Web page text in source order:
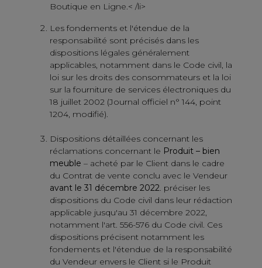
Boutique en Ligne.< /li>
Les fondements et l'étendue de la
responsabilité sont précisés dans les
dispositions légales généralement
applicables, notamment dans le Code civil, la
loi sur les droits des consommateurs et la loi
sur la fourniture de services électroniques du
18 juillet 2002 (Journal officiel n° 144, point
1204, modifié).
Dispositions détaillées concernant les
réclamations concernant le Produit – bien
meuble – acheté par le Client dans le cadre
du Contrat de vente conclu avec le Vendeur
avant le 31 décembre 2022. préciser les
dispositions du Code civil dans leur rédaction
applicable jusqu'au 31 décembre 2022,
notamment l'art. 556-576 du Code civil. Ces
dispositions précisent notamment les
fondements et l'étendue de la responsabilité
du Vendeur envers le Client si le Produit